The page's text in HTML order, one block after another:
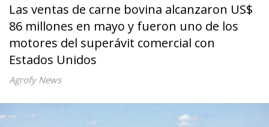
Las ventas de carne bovina alcanzaron US$
86 millones en mayo y fueron uno de los
motores del superávit comercial con
Estados Unidos
Agrofy News